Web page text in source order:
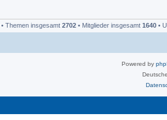
• Themen insgesamt 2702 • Mitglieder insgesamt 1640 •
Powered by